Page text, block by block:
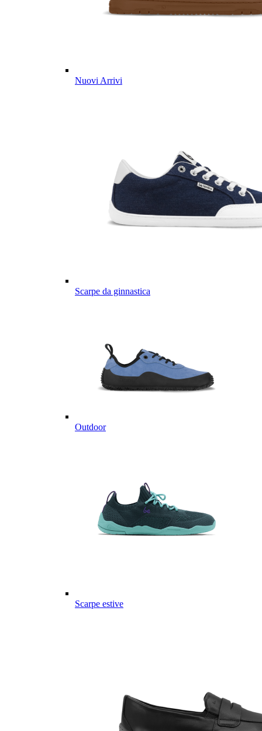
Nuovi Arrivi
Scarpe da ginnastica
Outdoor
Scarpe estive